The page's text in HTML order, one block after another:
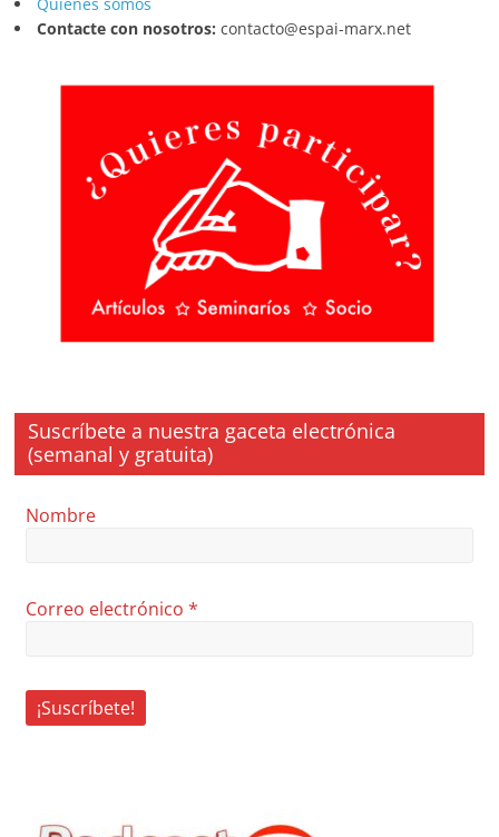
Contacte con nosotros: contacto@espai-marx.net
Suscríbete a nuestra gaceta electrónica
(semanal y gratuita)
Nombre
Correo electrónico*